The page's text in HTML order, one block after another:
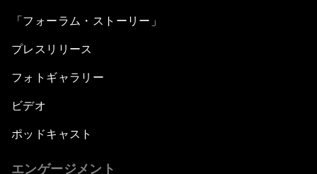
Africa Economic Outlook
「フォーラム・ストーリー」
プレスリリース
フォトギャラリー
ビデオ
ポッドキャスト
エンゲージメント